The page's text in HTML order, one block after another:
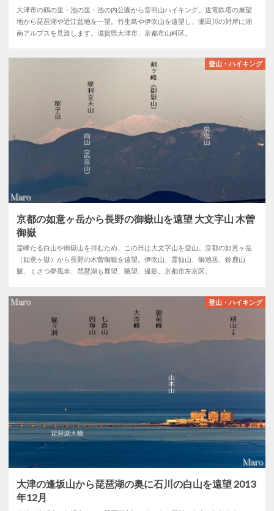
大津市の鶴の里・池の里・池の内公園から音羽山ハイキング。送電鉄塔の展望
地から琵琶湖や近江盆地を一望。竹生島や伊吹山を遠望し、瀬田川の対岸に湖
南アルプスを見渡します。滋賀県大津市、京都市山科区。
登山・ハイキング
京都の如意ヶ岳から長野の御嶽山を遠望 大文字山 木曽
御嶽
霊峰たる白山や御嶽山を拝むため、この日は大文字山を登山。京都の如意ヶ岳
（如意ヶ嶽）から長野の木曽御嶽を遠望。伊吹山、霊仙山、御池岳、鈴鹿山
脈、くさつ夢風車、琵琶湖も展望、眺望、撮影。京都市左京区。
登山・ハイキング
大津の逢坂山から琵琶湖の奥に石川の白山を遠望 2013
年12月